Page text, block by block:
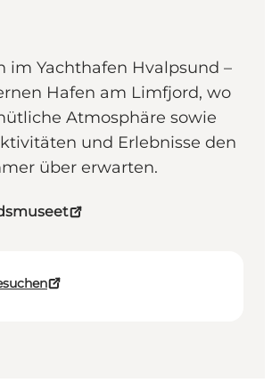
im Yachthafen Hvalpsund –
Hafen am Limfjord, wo
Atmosphäre sowie
und Erlebnisse den
über erwarten.